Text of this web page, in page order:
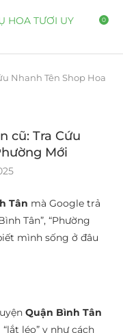
0
Nhanh Tên Shop Hoa
cũ: Tra Cứu
Mới
Tân mà Google trả
Tân”, “Phường
mình sống ở đâu
Quận Bình Tân
léo” y như cách